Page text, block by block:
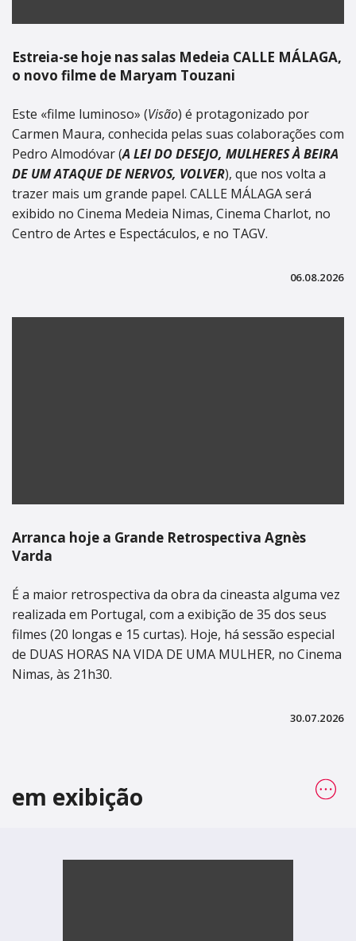
Estreia-se hoje nas salas Medeia CALLE MÁLAGA,
o novo filme de Maryam Touzani
Este «filme luminoso» (Visão) é protagonizado por
Carmen Maura, conhecida pelas suas colaborações com
Pedro Almodóvar (A LEI DO DESEJO, MULHERES À BEIRA
DE UM ATAQUE DE NERVOS, VOLVER), que nos volta a
trazer mais um grande papel. CALLE MÁLAGA será
exibido no Cinema Medeia Nimas, Cinema Charlot, no
Centro de Artes e Espectáculos, e no TAGV.
06.08.2026
Arranca hoje a Grande Retrospectiva Agnès
Varda
É a maior retrospectiva da obra da cineasta alguma vez
realizada em Portugal, com a exibição de 35 dos seus
filmes (20 longas e 15 curtas). Hoje, há sessão especial
de DUAS HORAS NA VIDA DE UMA MULHER, no Cinema
Nimas, às 21h30.
30.07.2026
em exibição